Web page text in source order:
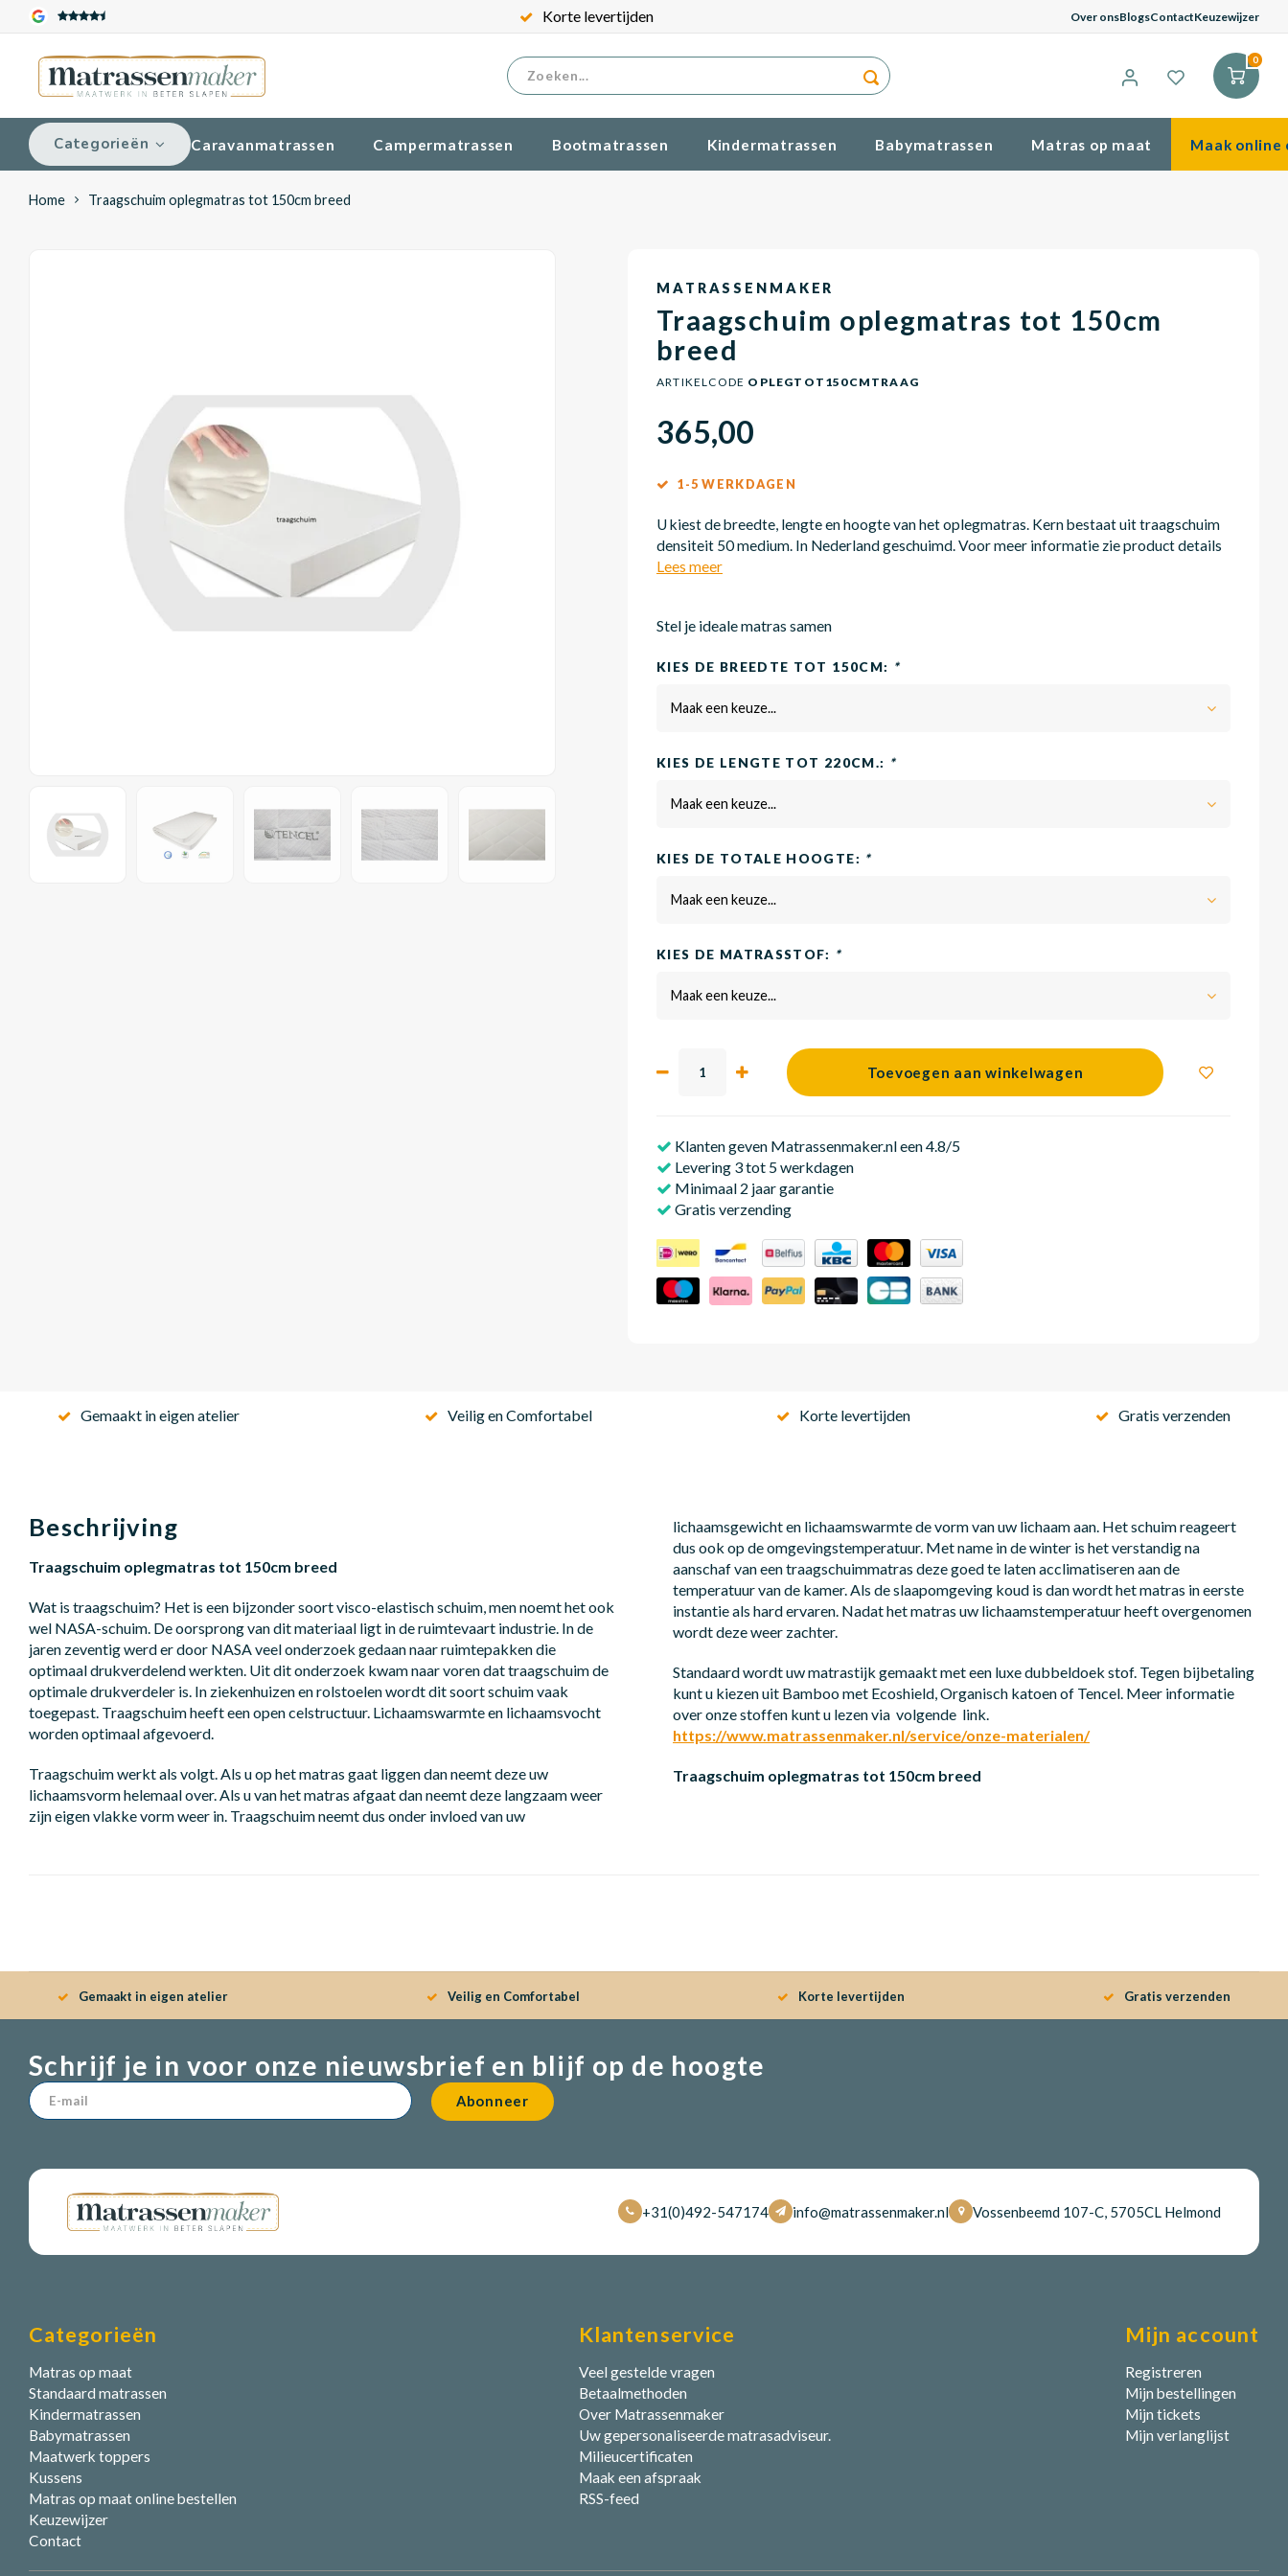
Korte levertijden Over onsBlogsContactKeuzewijzer
0
Categorieën Caravanmatrassen Campermatrassen Bootmatrassen Kindermatrassen Babymatrassen Matras op maat Maak online
Home Traagschuim oplegmatras tot 150cm breed
MATRASSENMAKER
Traagschuim oplegmatras tot 150cm
breed
ARTIKELCODE OPLEGTOT150CMTRAAG
365,00
1-5 WERKDAGEN
U kiest de breedte, lengte en hoogte van het oplegmatras. Kern bestaat uit traagschuim
densiteit 50 medium. In Nederland geschuimd. Voor meer informatie zie product details
Lees meer
Stel je ideale matras samen
KIES DE BREEDTE TOT 150CM: *
Maak een keuze...
KIES DE LENGTE TOT 220CM.: *
Maak een keuze...
KIES DE TOTALE HOOGTE: *
Maak een keuze...
KIES DE MATRASSTOF: *
Maak een keuze...
Toevoegen aan winkelwagen
Klanten geven Matrassenmaker.nl een 4.8/5
Levering 3 tot 5 werkdagen
Minimaal 2 jaar garantie
Gratis verzending
Gemaakt in eigen atelier Veilig en Comfortabel Korte levertijden Gratis verzenden
Beschrijving
Traagschuim oplegmatras tot 150cm breed
Wat is traagschuim? Het is een bijzonder soort visco-elastisch schuim, men noemt het ook
wel NASA-schuim. De oorsprong van dit materiaal ligt in de ruimtevaart industrie. In de
jaren zeventig werd er door NASA veel onderzoek gedaan naar ruimtepakken die
optimaal drukverdelend werkten. Uit dit onderzoek kwam naar voren dat traagschuim de
optimale drukverdeler is. In ziekenhuizen en rolstoelen wordt dit soort schuim vaak
toegepast. Traagschuim heeft een open celstructuur. Lichaamswarmte en lichaamsvocht
worden optimaal afgevoerd.
Traagschuim werkt als volgt. Als u op het matras gaat liggen dan neemt deze uw
lichaamsvorm helemaal over. Als u van het matras afgaat dan neemt deze langzaam weer
zijn eigen vlakke vorm weer in. Traagschuim neemt dus onder invloed van uw
lichaamsgewicht en lichaamswarmte de vorm van uw lichaam aan. Het schuim reageert
dus ook op de omgevingstemperatuur. Met name in de winter is het verstandig na
aanschaf van een traagschuimmatras deze goed te laten acclimatiseren aan de
temperatuur van de kamer. Als de slaapomgeving koud is dan wordt het matras in eerste
instantie als hard ervaren. Nadat het matras uw lichaamstemperatuur heeft overgenomen
wordt deze weer zachter.
Standaard wordt uw matrastijk gemaakt met een luxe dubbeldoek stof. Tegen bijbetaling
kunt u kiezen uit Bamboo met Ecoshield, Organisch katoen of Tencel. Meer informatie
over onze stoffen kunt u lezen via volgende link.
https://www.matrassenmaker.nl/service/onze-materialen/
Traagschuim oplegmatras tot 150cm breed
Gemaakt in eigen atelier Veilig en Comfortabel Korte levertijden Gratis verzenden
Schrijf je in voor onze nieuwsbrief en blijf op de hoogte
Abonneer
+31(0)492-547174 info@matrassenmaker.nl Vossenbeemd 107-C, 5705CL Helmond
Categorieën
Matras op maat
Standaard matrassen
Kindermatrassen
Babymatrassen
Maatwerk toppers
Kussens
Matras op maat online bestellen
Keuzewijzer
Contact
Klantenservice
Veel gestelde vragen
Betaalmethoden
Over Matrassenmaker
Uw gepersonaliseerde matrasadviseur.
Milieucertificaten
Maak een afspraak
RSS-feed
Mijn account
Registreren
Mijn bestellingen
Mijn tickets
Mijn verlanglijst